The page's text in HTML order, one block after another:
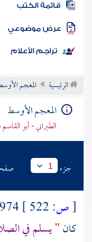
المكتبة
الكتب
موضوعي
تراجم الأعلام
الرئيسية المعجم
المعجم الأوسط
الطبراني - أبو
جزء 1
[ص:
كان"يسلم في